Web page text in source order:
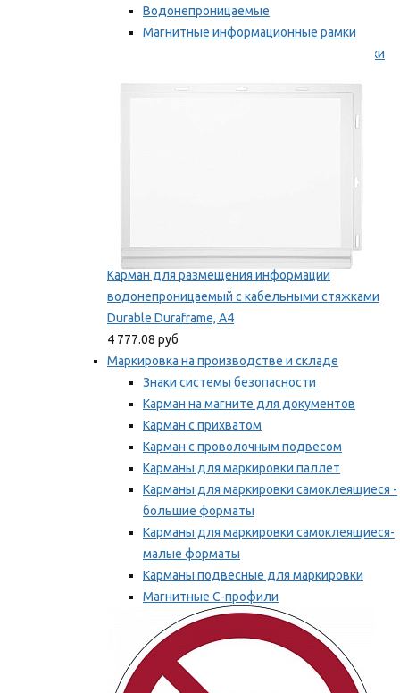
Водонепроницаемые
Магнитные информационные рамки
Самоклеящиеся информационные рамки
Карман для размещения информации
водонепроницаемый с кабельными стяжками
Durable Duraframe, А4
4 777.08 руб
Маркировка на производстве и складе
Знаки системы безопасности
Карман на магните для документов
Карман с прихватом
Карман с проволочным подвесом
Карманы для маркировки паллет
Карманы для маркировки самоклеящиеся -
большие форматы
Карманы для маркировки самоклеящиеся-
малые форматы
Карманы подвесные для маркировки
Магнитные С-профили
Напольная маркировка
Мы рекомендуем